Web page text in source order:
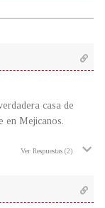
casa de
en Mejicanos.
Ver Respuestas (2)